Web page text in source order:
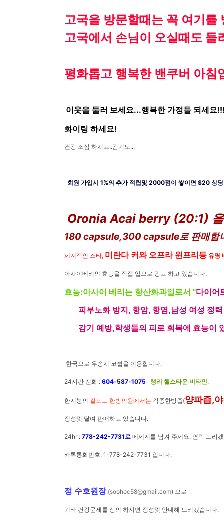
고국을 방문할때는 꼭 여기를
고국에서 손님이 오실때도 들
평화롭고 행복한 밴쿠버 아
이웃을 둘러 보세요...행복한 가정들 되세요
화이팅 하세요!
건강 조심 하시고..감기도...
회원 가입시 1%의 추가 적립및 2000점이 쌓이면 $20 상
Oronia Acai berry (20:1)
180 capsule,300 capsule로 판매합
세계적인 스타, 미란다 커와 오프라 윈프리등 유명
아사이베리의 효능을 직접 입으로 광고 하고 있습니다.
효능:아사이 베리는 항산화과일로서 "다이어
피부노화 방지, 항암, 항염,남성 여성 정
감기 예방,학생들의 피로 회복에 효능이
한국으로 우송시 코쉽을 이용합니다.
24시간 전화 : 604-587-1075 랭리 헬스타운 비타민.
한지붕의 길포드 한방의원에서는 각종한방즙(양파즙,
정성껏 달여 판매하고 있습니다.
24hr : 778-242-7731로 메세지를 남겨 주세요. 연락 드리
카톡통화번호: 1-778-242-7731 입니다.
정 수호원장.(soohoc58@gmail.com) 으로
기타 건강문제를 상의 하시면 정성껏 안내해 드리겠습니다.